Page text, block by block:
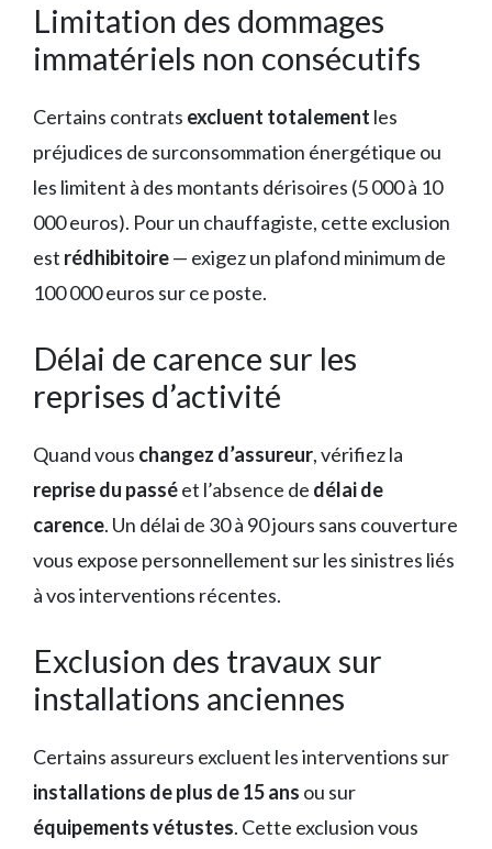
Limitation des dommages
immatériels non consécutifs
Certains contrats excluent totalement les
préjudices de surconsommation énergétique ou
les limitent à des montants dérisoires (5 000 à 10
000 euros). Pour un chauffagiste, cette exclusion
est rédhibitoire— exigez un plafond minimum de
100 000 euros sur ce poste.
Délai de carence sur les
reprises d’activité
Quand vous changez d’assureur, vérifiez la
reprise du passéet l’absence de délai de
carence. Un délai de 30 à 90 jours sans couverture
vous expose personnellement sur les sinistres liés
à vos interventions récentes.
Exclusion des travaux sur
installations anciennes
Certains assureurs excluent les interventions sur
installations de plus de 15 ans ou sur
équipements vétustes. Cette exclusion vous